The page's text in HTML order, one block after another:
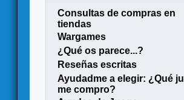
Consultas de compras en
tiendas
Wargames
¿Qué os parece...?
Reseñas escritas
Ayudadme a elegir: ¿Qué
me compro?